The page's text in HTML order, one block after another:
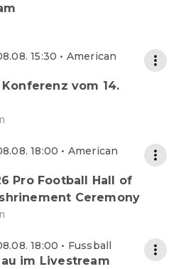
15:30 • American
Konferenz vom 14.
18:00 • American
Pro Football Hall of
Ceremony
18:00 • Fussball
im Livestream